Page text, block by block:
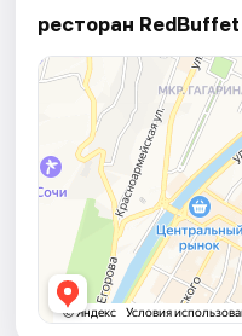
ресторан RedBuffet